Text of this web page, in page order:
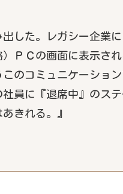
した。レガシー企業
ＰＣの画面に表示さ
のコミュニケーショ
員に『退席中』のス
きれる。』